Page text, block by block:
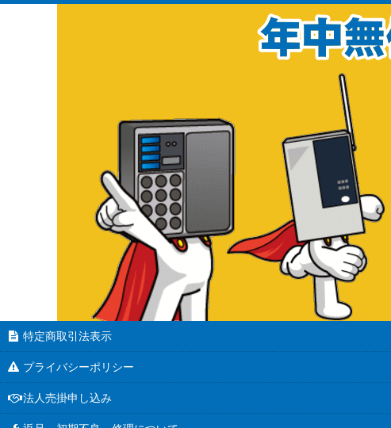
特定商取引法表示
プライバシーポリシー
法人売掛申し込み